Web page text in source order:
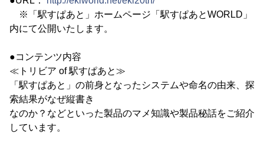
※「駅すぱあと」ホームページ「駅すぱあとWORLD」
内にて公開いたします。
●コンテンツ内容
≪トリビア of 駅すぱあと≫
「駅すぱあと」の前身となったシステムや命名の由来、探
索結果がなぜ縦書き
なのか？などといった製品のマメ知識や製品秘話をご紹介
しています。